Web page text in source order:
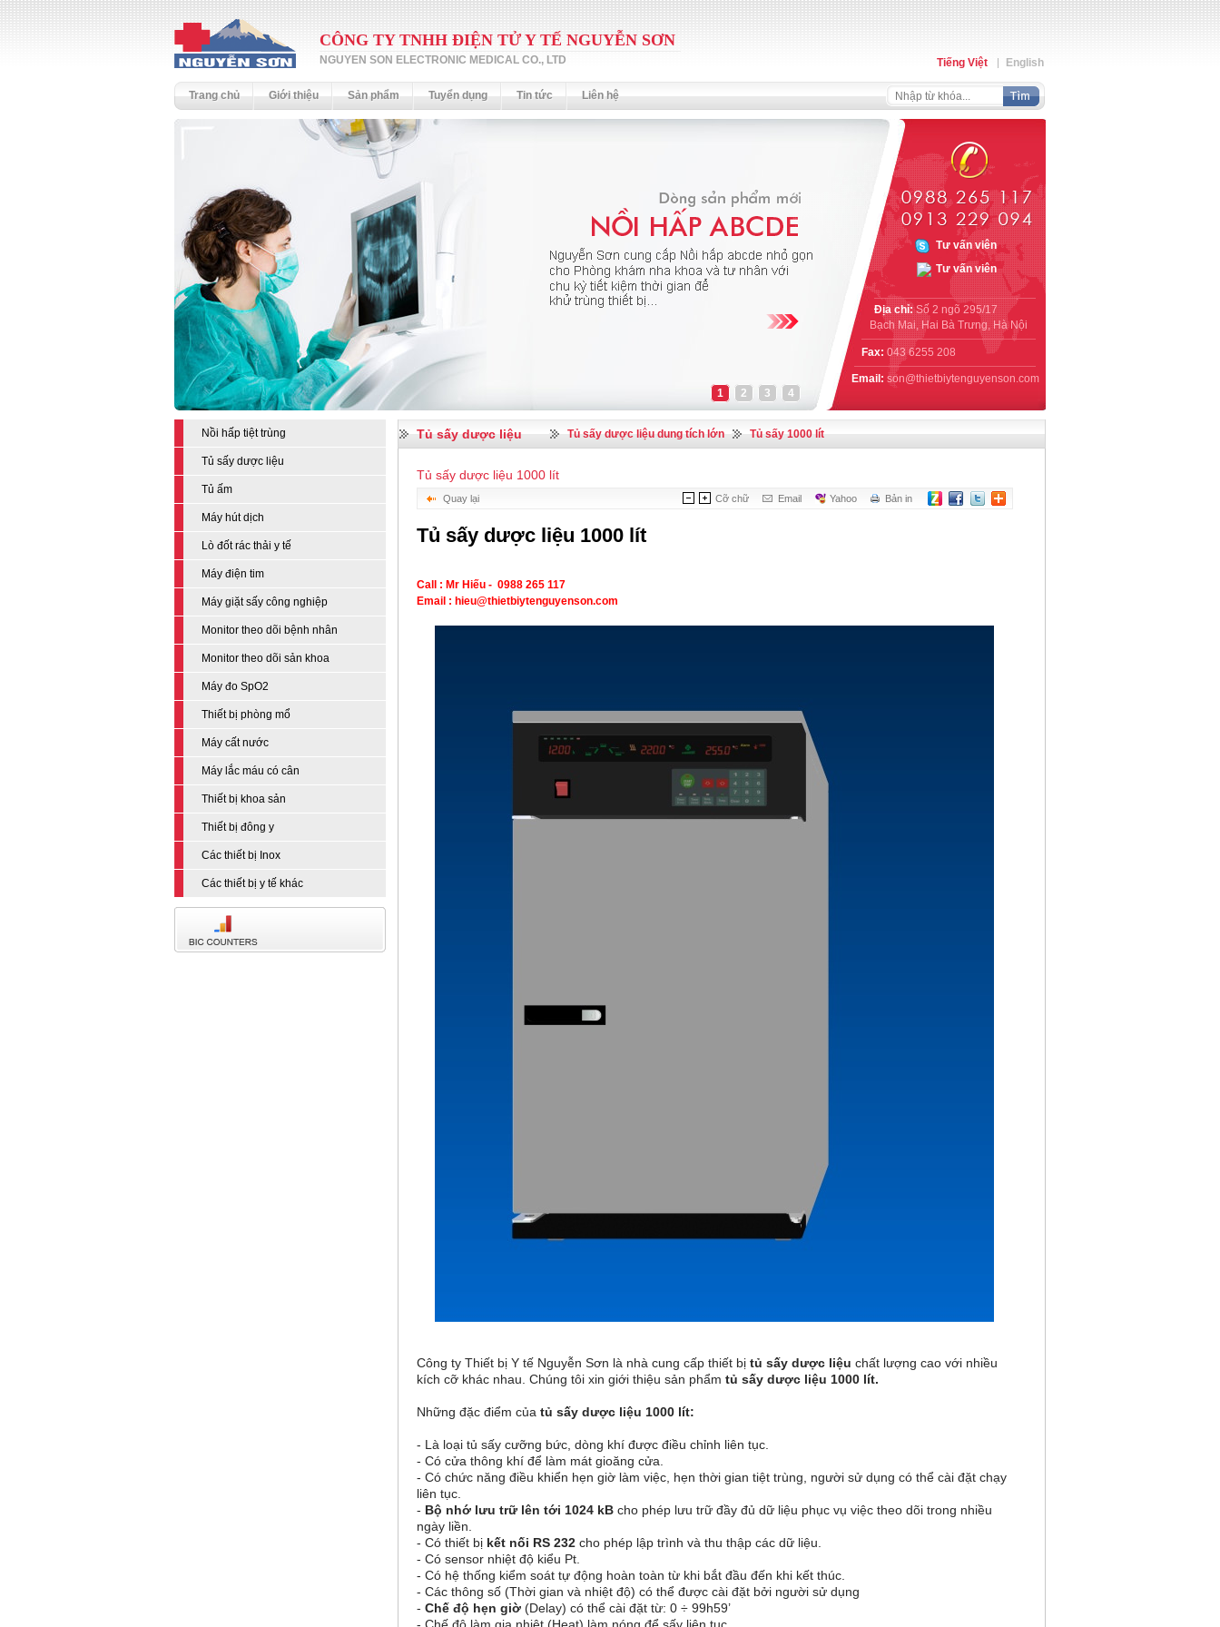
CÔNG TY TNHH ĐIỆN TỬ Y TẾ NGUYỄN SƠN
NGUYEN SON ELECTRONIC MEDICAL CO., LTD Tiếng Việt English
Trang chủ Giới thiệu Sản phẩm Tuyển dụng Tin tức Liên hệ
1 2 3 4
Địa chỉ:Số 2 ngõ 295/17
Bạch Mai, Hai Bà Trưng, Hà Nội
Fax: 043 6255 208
Email: son@thietbiytenguyenson.com
Nồi hấp tiệt trùng
Tủ sấy dược liệu
Tủ ấm
Máy hút dịch
Lò đốt rác thải y tế
Máy điện tim
Máy giặt sấy công nghiệp
Monitor theo dõi bệnh nhân
Monitor theo dõi sản khoa
Máy đo SpO2
Thiết bị phòng mổ
Máy cất nước
Máy lắc máu có cân
Thiết bị khoa sản
Thiết bị đông y
Các thiết bị Inox
Các thiết bị y tế khác
Tủ sấy dược liệu Tủ sấy dược liệu dung tích lớn Tủ sấy 1000 lít
Tủ sấy dược liệu 1000 lít
Quay lại Bản in
Yahoo
Email
Cỡ chữ
Tủ sấy dược liệu 1000 lít
Call : Mr Hiếu - 0988 265 117
Email : hieu@thietbiytenguyenson.com
Công ty Thiết bị Y tế Nguyễn Sơn là nhà cung cấp thiết bị tủ sấy dược liệu chất lượng cao với nhiều
kích cỡ khác nhau. Chúng tôi xin giới thiệu sản phẩm tủ sấy dược liệu 1000 lít.
Những đặc điểm của tủ sấy dược liệu 1000 lít:
- Là loại tủ sấy cưỡng bức, dòng khí được điều chỉnh liên tục.
- Có cửa thông khí để làm mát gioăng cửa.
- Có chức năng điều khiển hẹn giờ làm việc, hẹn thời gian tiệt trùng, người sử dụng có thể cài đặt chạy
liên tục.
- Bộ nhớ lưu trữ lên tới 1024 kB cho phép lưu trữ đầy đủ dữ liệu phục vụ việc theo dõi trong nhiều
ngày liền.
- Có thiết bị kết nối RS 232 cho phép lập trình và thu thập các dữ liệu.
- Có sensor nhiệt độ kiểu Pt.
- Có hệ thống kiểm soát tự động hoàn toàn từ khi bắt đầu đến khi kết thúc.
- Các thông số (Thời gian và nhiệt độ) có thể được cài đặt bởi người sử dụng
- Chế độ hẹn giờ (Delay) có thể cài đặt từ: 0 ÷ 99h59’